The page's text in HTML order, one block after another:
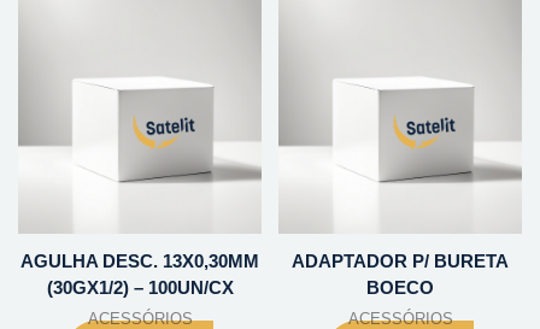
AGULHA DESC. 13X0,30MM
(30GX1/2) – 100UN/CX
ACESSÓRIOS
ADAPTADOR P/ BURETA
BOECO
ACESSÓRIOS